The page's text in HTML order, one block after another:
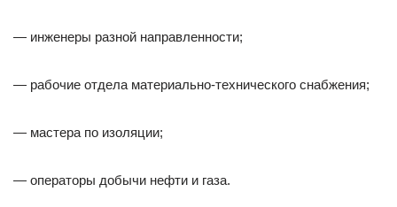
— инженеры разной направленности;
— рабочие отдела материально-технического снабжения;
— мастера по изоляции;
— операторы добычи нефти и газа.